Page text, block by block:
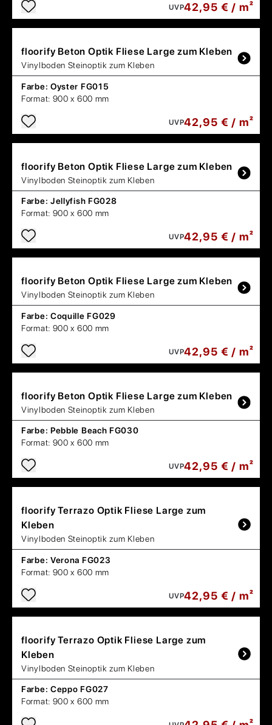
UVP42,95 € / m²
floorify Beton Optik Fliese Large zum Kleben
Vinylboden Steinoptik zum Kleben
Farbe: Oyster FG015
Format: 900 x 600 mm
UVP42,95 € / m²
floorify Beton Optik Fliese Large zum Kleben
Vinylboden Steinoptik zum Kleben
Farbe: Jellyfish FG028
Format: 900 x 600 mm
UVP42,95 € / m²
floorify Beton Optik Fliese Large zum Kleben
Vinylboden Steinoptik zum Kleben
Farbe: Coquille FG029
Format: 900 x 600 mm
UVP42,95 € / m²
floorify Beton Optik Fliese Large zum Kleben
Vinylboden Steinoptik zum Kleben
Farbe: Pebble Beach FG030
Format: 900 x 600 mm
UVP42,95 € / m²
floorify Terrazo Optik Fliese Large zum
Kleben
Vinylboden Steinoptik zum Kleben
Farbe: Verona FG023
Format: 900 x 600 mm
UVP42,95 € / m²
floorify Terrazo Optik Fliese Large zum
Kleben
Vinylboden Steinoptik zum Kleben
Farbe: Ceppo FG027
Format: 900 x 600 mm